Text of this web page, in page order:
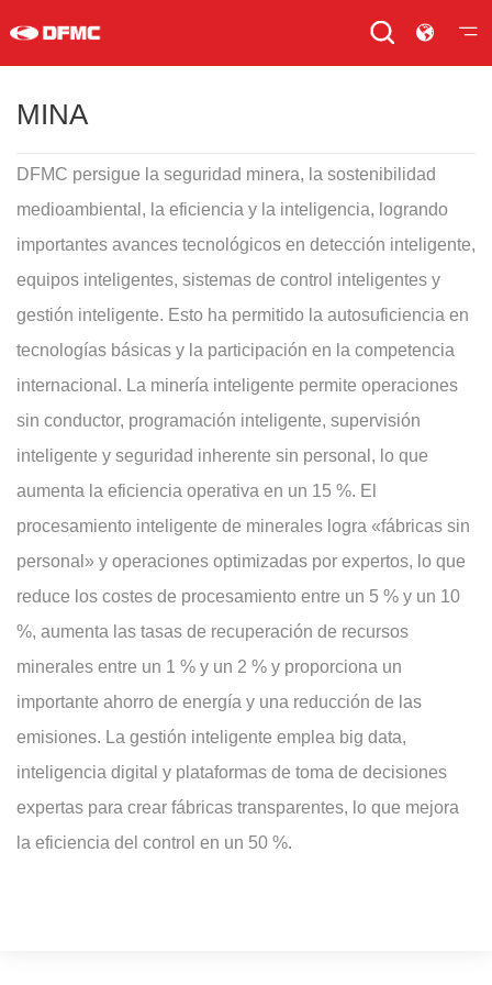
MINA
DFMC persigue la seguridad minera, la sostenibilidad
medioambiental, la eficiencia y la inteligencia, logrando
importantes avances tecnológicos en detección inteligente,
equipos inteligentes, sistemas de control inteligentes y
gestión inteligente. Esto ha permitido la autosuficiencia en
tecnologías básicas y la participación en la competencia
internacional. La minería inteligente permite operaciones
sin conductor, programación inteligente, supervisión
inteligente y seguridad inherente sin personal, lo que
aumenta la eficiencia operativa en un 15 %. El
procesamiento inteligente de minerales logra «fábricas sin
personal» y operaciones optimizadas por expertos, lo que
reduce los costes de procesamiento entre un 5 % y un 10
%, aumenta las tasas de recuperación de recursos
minerales entre un 1 % y un 2 % y proporciona un
importante ahorro de energía y una reducción de las
emisiones. La gestión inteligente emplea big data,
inteligencia digital y plataformas de toma de decisiones
expertas para crear fábricas transparentes, lo que mejora
la eficiencia del control en un 50 %.